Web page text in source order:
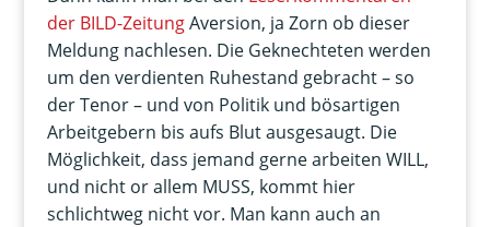
der BILD-ZeitungAversion, ja Zorn ob dieser
Meldung nachlesen. Die Geknechteten werden
um den verdienten Ruhestand gebracht – so
der Tenor – und von Politik und bösartigen
Arbeitgebern bis aufs Blut ausgesaugt. Die
Möglichkeit, dass jemand gerne arbeiten WILL,
und nicht or allem MUSS, kommt hier
schlichtweg nicht vor. Man kann auch an